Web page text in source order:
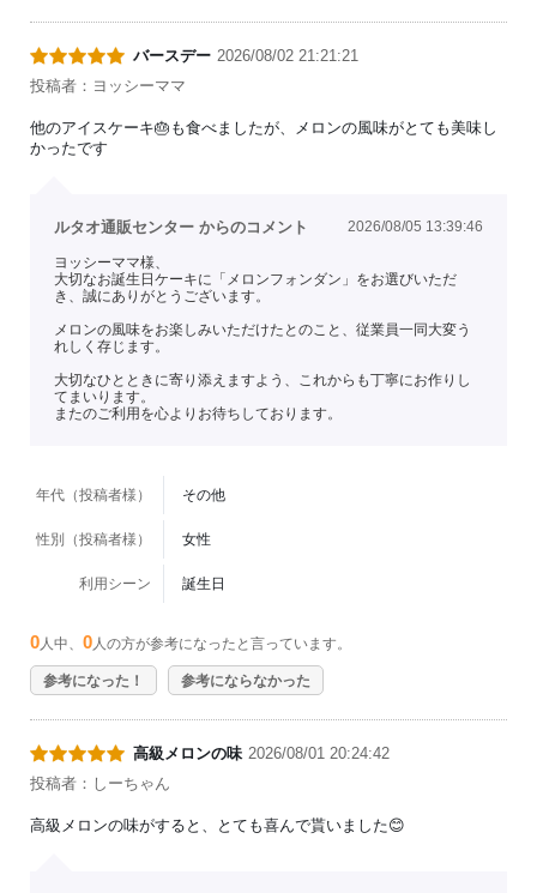
バースデー 2026/08/02 21:21:21
投稿者：ヨッシーママ
他のアイスケーキ🎂も食べましたが、メロンの風味がとても美味し
かったです
ルタオ通販センター からのコメント 2026/08/05 13:39:46
ヨッシーママ様、
大切なお誕生日ケーキに「メロンフォンダン」をお選びいただ
き、誠にありがとうございます。
メロンの風味をお楽しみいただけたとのこと、従業員一同大変う
れしく存じます。
大切なひとときに寄り添えますよう、これからも丁寧にお作りし
てまいります。
またのご利用を心よりお待ちしております。
年代（投稿者様） その他
性別（投稿者様） 女性
利用シーン 誕生日
0 人中、 0 人の方が参考になったと言っています。
参考になった！ 参考にならなかった
高級メロンの味 2026/08/01 20:24:42
投稿者：しーちゃん
高級メロンの味がすると、とても喜んで貰いました😊